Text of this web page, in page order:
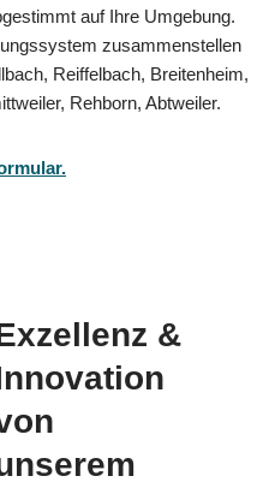
auf Ihre Umgebung.
zusammenstellen
Reiffelbach, Breitenheim,
Rehborn, Abtweiler.
&